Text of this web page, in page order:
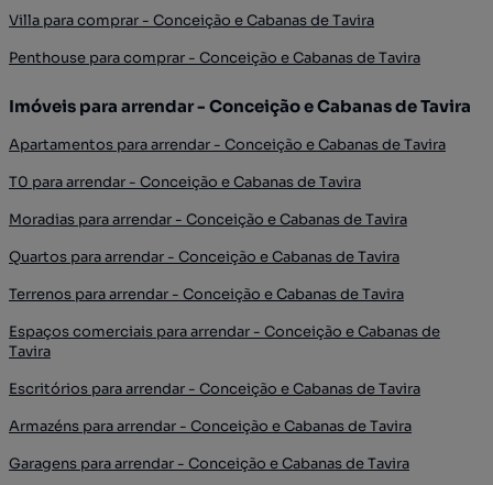
Villa para comprar - Conceição e Cabanas de Tavira
Penthouse para comprar - Conceição e Cabanas de Tavira
Imóveis para arrendar - Conceição e Cabanas de Tavira
Apartamentos para arrendar - Conceição e Cabanas de Tavira
T0 para arrendar - Conceição e Cabanas de Tavira
Moradias para arrendar - Conceição e Cabanas de Tavira
Quartos para arrendar - Conceição e Cabanas de Tavira
Terrenos para arrendar - Conceição e Cabanas de Tavira
Espaços comerciais para arrendar - Conceição e Cabanas de
Tavira
Escritórios para arrendar - Conceição e Cabanas de Tavira
Armazéns para arrendar - Conceição e Cabanas de Tavira
Garagens para arrendar - Conceição e Cabanas de Tavira